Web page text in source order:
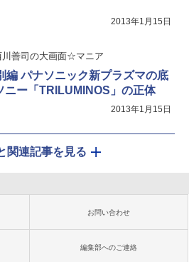
2013年1月15日
川善司の大画面☆マニア
編 パナソニック新プラズマの底
ニー「TRILUMINOS」の正体
2013年1月15日
関連記事を見る
お問い合わせ
編集部へのご連絡